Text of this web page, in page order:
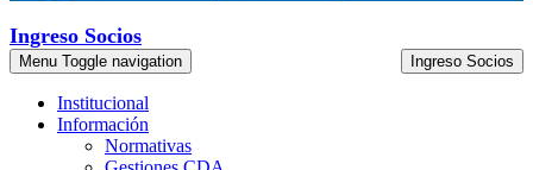
Ingreso Socios
Menu Toggle navigation Ingreso Socios
Institucional
Información
Normativas